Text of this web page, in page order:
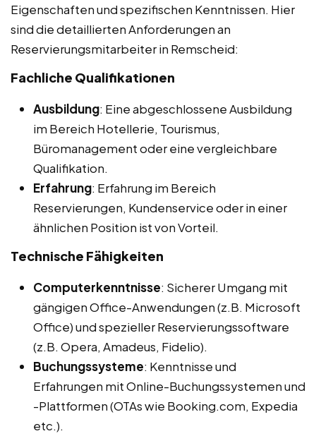
Eigenschaften und spezifischen Kenntnissen. Hier
sind die detaillierten Anforderungen an
Reservierungsmitarbeiter in Remscheid:
Fachliche Qualifikationen
Ausbildung: Eine abgeschlossene Ausbildung
im Bereich Hotellerie, Tourismus,
Büromanagement oder eine vergleichbare
Qualifikation.
Erfahrung: Erfahrung im Bereich
Reservierungen, Kundenservice oder in einer
ähnlichen Position ist von Vorteil.
Technische Fähigkeiten
Computerkenntnisse: Sicherer Umgang mit
gängigen Office-Anwendungen (z.B. Microsoft
Office) und spezieller Reservierungssoftware
(z.B. Opera, Amadeus, Fidelio).
Buchungssysteme: Kenntnisse und
Erfahrungen mit Online-Buchungssystemen und
-Plattformen (OTAs wie Booking.com, Expedia
etc.).